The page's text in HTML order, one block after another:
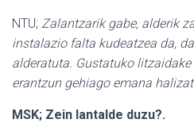
NTU; Zalantzarik gabe, alderik
instalazio falta kudeatzea da,
alderatuta. Gustatuko
erantzun gehiago emana
MSK; Zein lantalde duzu?.